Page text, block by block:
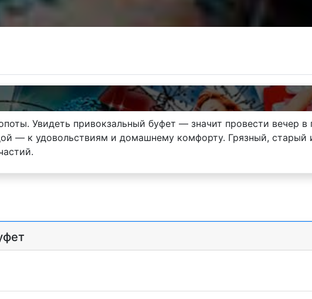
Увидеть привокзальный буфет — значит провести вечер в
— к удовольствиям и домашнему комфорту. Грязный, старый